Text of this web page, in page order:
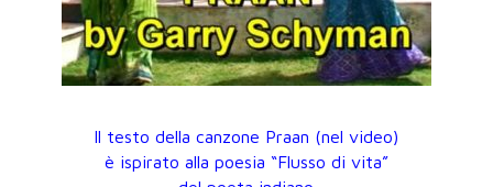
Il testo della canzone Praan (nel video)
è ispirato alla poesia “Flusso di vita”